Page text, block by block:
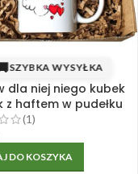
SZYBKA WYSYŁKA
dla niej niego kubek
z haftem w pudełku
(1)
DO KOSZYKA